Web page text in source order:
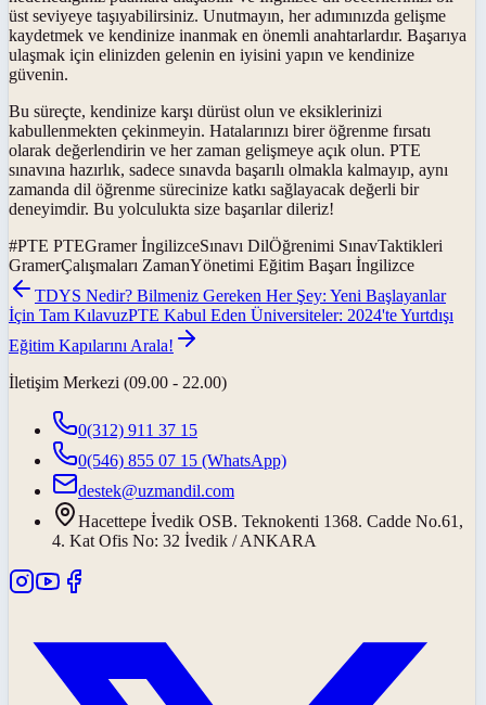
üst seviyeye taşıyabilirsiniz. Unutmayın, her adımınızda gelişme
kaydetmek ve kendinize inanmak en önemli anahtarlardır. Başarıya
ulaşmak için elinizden gelenin en iyisini yapın ve kendinize
güvenin.
Bu süreçte, kendinize karşı dürüst olun ve eksiklerinizi
kabullenmekten çekinmeyin. Hatalarınızı birer öğrenme fırsatı
olarak değerlendirin ve her zaman gelişmeye açık olun. PTE
sınavına hazırlık, sadece sınavda başarılı olmakla kalmayıp, aynı
zamanda dil öğrenme sürecinize katkı sağlayacak değerli bir
deneyimdir. Bu yolculukta size başarılar dileriz!
#PTE PTEGramer İngilizceSınavı DilÖğrenimi SınavTaktikleri
GramerÇalışmaları ZamanYönetimi Eğitim Başarı İngilizce
TDYS Nedir? Bilmeniz Gereken Her Şey: Yeni Başlayanlar
İçin Tam KılavuzPTE Kabul Eden Üniversiteler: 2024'te Yurtdışı
Eğitim Kapılarını Arala!
İletişim Merkezi (09.00 - 22.00)
0(312) 911 37 15
0(546) 855 07 15 (WhatsApp)
destek@uzmandil.com
Hacettepe İvedik OSB. Teknokenti 1368. Cadde No.61,
4. Kat Ofis No: 32 İvedik / ANKARA